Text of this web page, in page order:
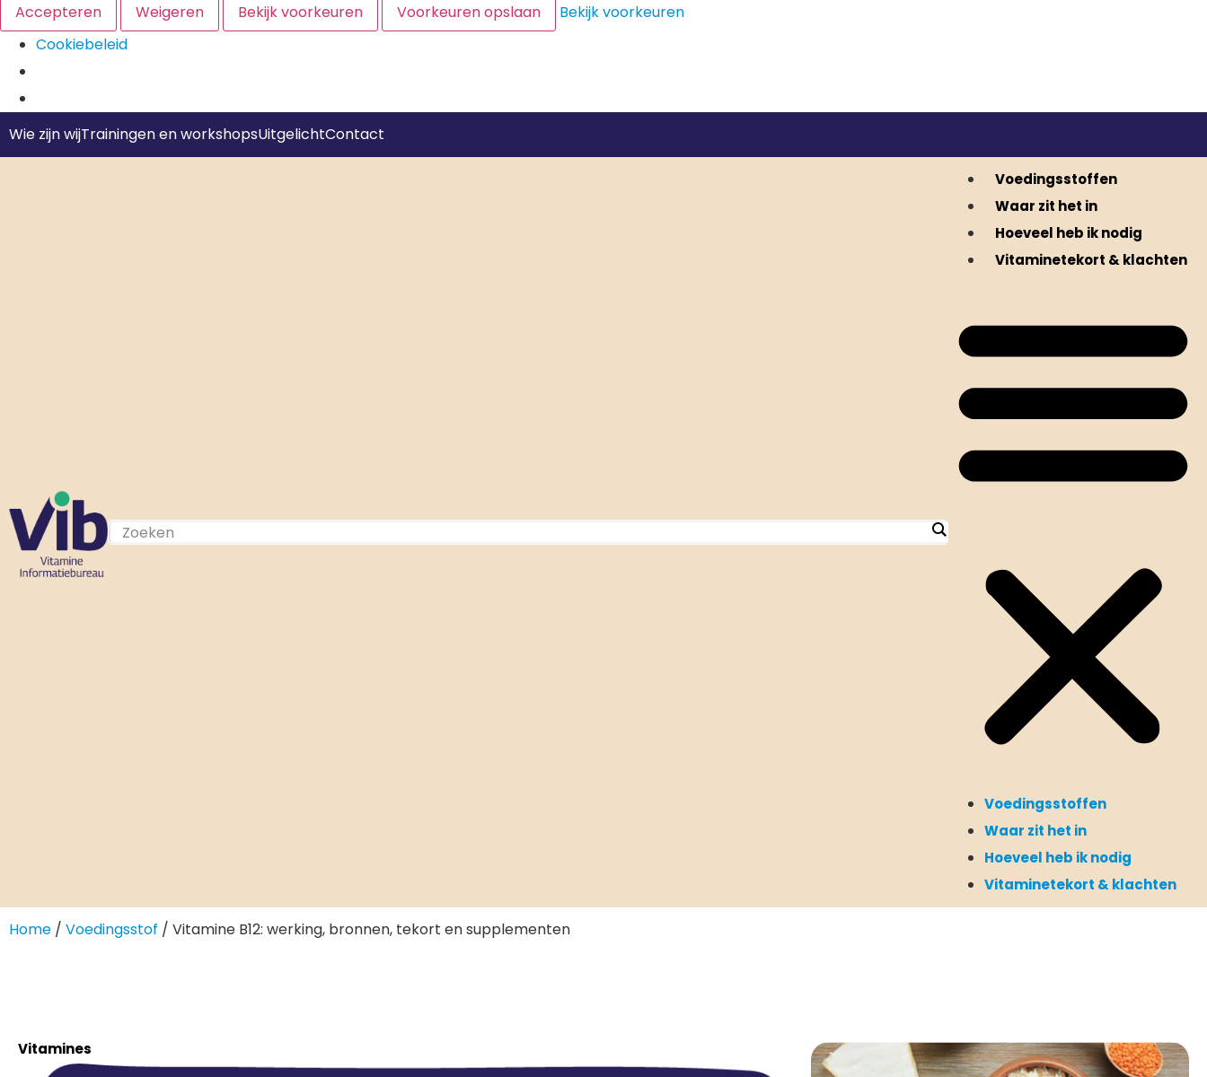
Accepteren
Weigeren Bekijk voorkeuren Voorkeuren opslaan
Bekijk voorkeuren
Cookiebeleid
Wie zijn wijTrainingen en workshopsUitgelichtContact
Voedingsstoffen
Waar zit het in
Hoeveel heb ik nodig
Vitaminetekort & klachten
Voedingsstoffen
Waar zit het in
Hoeveel heb ik nodig
Vitaminetekort & klachten
Home / Voedingsstof / Vitamine B12: werking, bronnen, tekort en supplementen
Vitamines